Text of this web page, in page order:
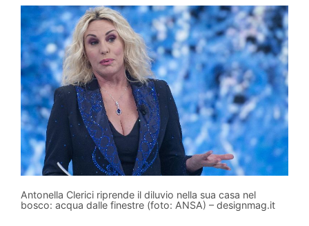
Antonella Clerici riprende il diluvio nella sua casa nel
bosco: acqua dalle finestre (foto: ANSA) – designmag.it